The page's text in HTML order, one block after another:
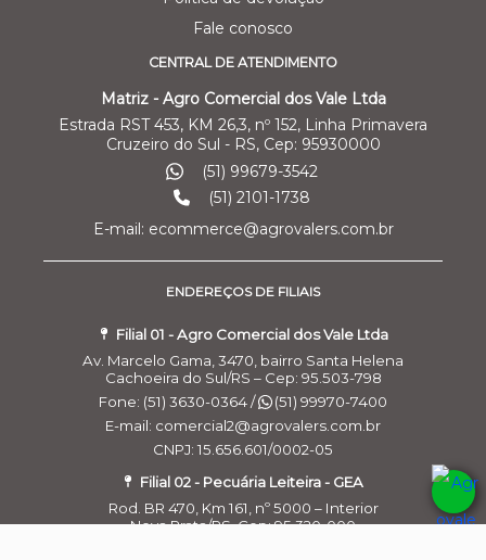
Fale conosco
CENTRAL DE ATENDIMENTO
Matriz - Agro Comercial dos Vale Ltda
Estrada RST 453, KM 26,3, nº 152, Linha Primavera
Cruzeiro do Sul - RS, Cep: 95930000
(51) 99679-3542
(51) 2101-1738
E-mail: ecommerce@agrovalers.com.br
ENDEREÇOS DE FILIAIS
Filial 01 - Agro Comercial dos Vale Ltda
Av. Marcelo Gama, 3470, bairro Santa Helena
Cachoeira do Sul/RS – Cep: 95.503-798
Fone: (51) 3630-0364 /
(51) 99970-7400
E-mail: comercial2@agrovalers.com.br
CNPJ: 15.656.601/0002-05
Filial 02 - Pecuária Leiteira - GEA
Rod. BR 470, Km 161, nº 5000 – Interior
Nova Prata/RS, Cep: 95.320-000